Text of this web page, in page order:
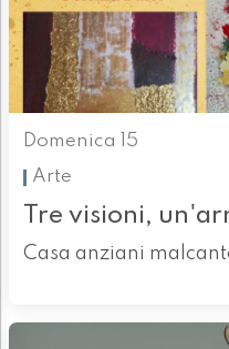
Domenica 15
Arte
Tre visioni,
Casa anziani